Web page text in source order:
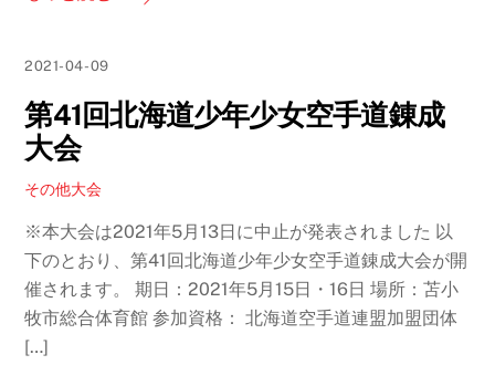
2021-04-09
第41回北海道少年少女空手道錬成
大会
その他大会
※本大会は2021年5月13日に中止が発表されました 以
下のとおり、第41回北海道少年少女空手道錬成大会が開
催されます。 期日：2021年5月15日・16日 場所：苫小
牧市総合体育館 参加資格： 北海道空手道連盟加盟団体
[…]